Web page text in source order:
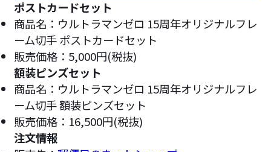
ポストカードセット
商品名：ウルトラマンゼロ 15周年オリジナルフレ
ーム切手 ポストカードセット
販売価格：5,000円(税抜)
額装ピンズセット
商品名：ウルトラマンゼロ 15周年オリジナルフレ
ーム切手 額装ピンズセット
販売価格：16,500円(税抜)
注文情報